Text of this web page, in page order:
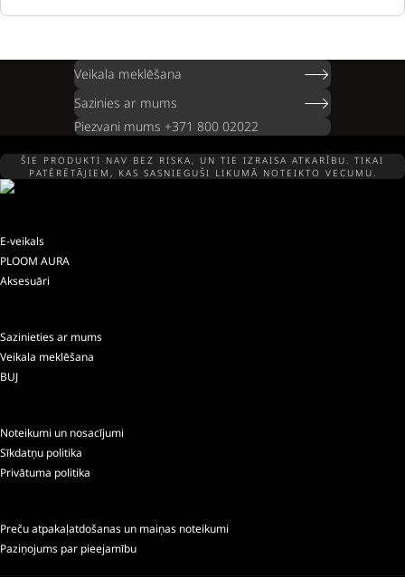
Veikala meklēšana
Sazinies ar mums
Piezvani mums +371 800 02022
ŠIE PRODUKTI NAV BEZ RISKA, UN TIE IZRAISA ATKARĪBU. TIKAI
PATĒRĒTĀJIEM, KAS SASNIEGUŠI LIKUMĀ NOTEIKTO VECUMU.
E-veikals
PLOOM AURA
Aksesuāri
Sazinieties ar mums
Veikala meklēšana
BUJ
Noteikumi un nosacījumi
Sīkdatņu politika
Privātuma politika
Preču atpakaļatdošanas un maiņas noteikumi
Paziņojums par pieejamību